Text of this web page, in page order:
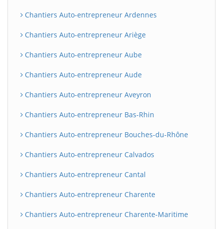
Chantiers Auto-entrepreneur Ardennes
Chantiers Auto-entrepreneur Ariège
Chantiers Auto-entrepreneur Aube
Chantiers Auto-entrepreneur Aude
Chantiers Auto-entrepreneur Aveyron
Chantiers Auto-entrepreneur Bas-Rhin
Chantiers Auto-entrepreneur Bouches-du-Rhône
Chantiers Auto-entrepreneur Calvados
Chantiers Auto-entrepreneur Cantal
Chantiers Auto-entrepreneur Charente
Chantiers Auto-entrepreneur Charente-Maritime